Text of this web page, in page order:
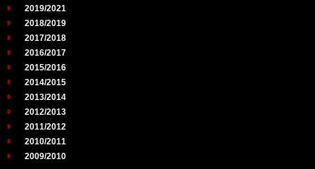
2019/2021
2018/2019
2017/2018
2016/2017
2015/2016
2014/2015
2013/2014
2012/2013
2011/2012
2010/2011
2009/2010